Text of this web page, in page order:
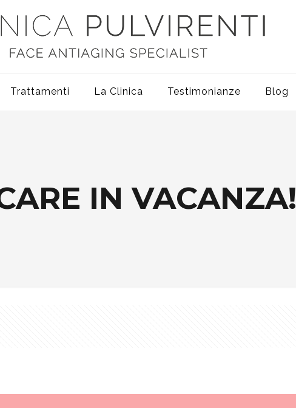
Trattamenti La Clinica Testimonianze Blog
IN VACANZA!